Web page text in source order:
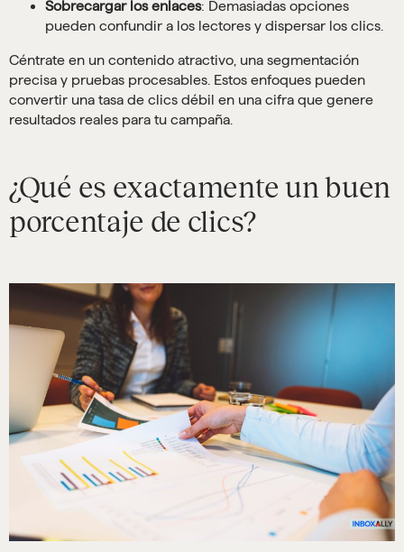
Sobrecargar los enlaces: Demasiadas opciones
pueden confundir a los lectores y dispersar los clics.
Céntrate en un contenido atractivo, una segmentación
precisa y pruebas procesables. Estos enfoques pueden
convertir una tasa de clics débil en una cifra que genere
resultados reales para tu campaña.
¿Qué es exactamente un buen
porcentaje de clics?